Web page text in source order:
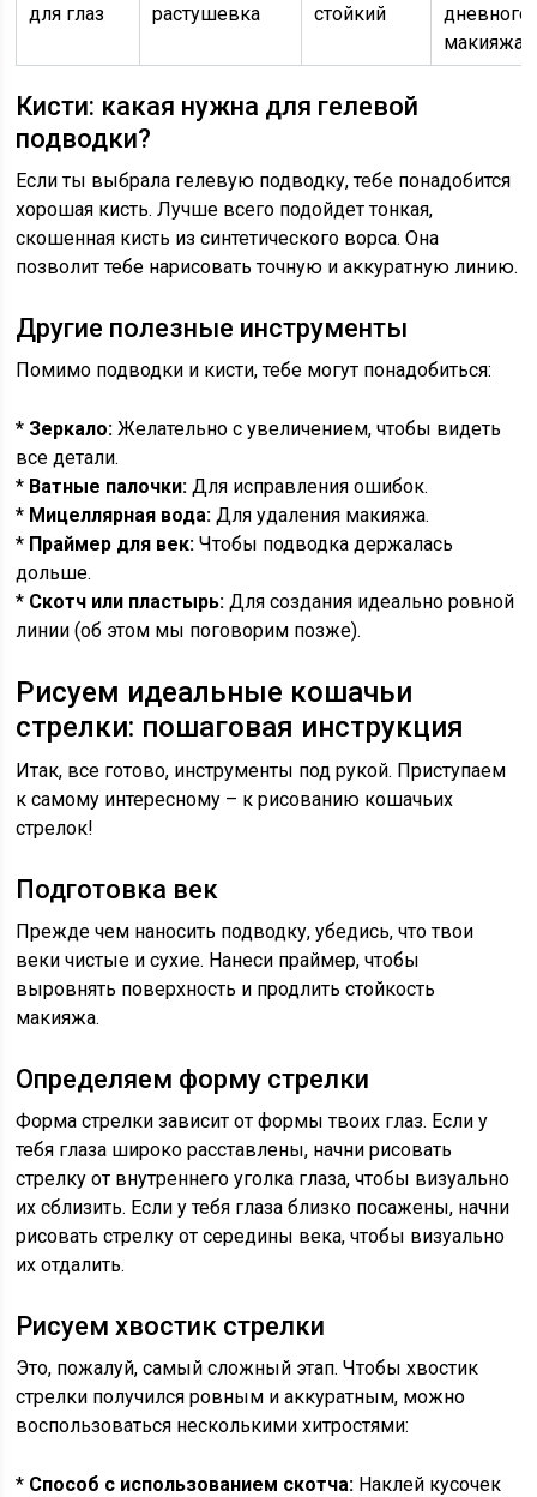
для глаз растушевка стойкий
дневного
макияжа
Кисти: какая нужна для гелевой
подводки?
Если ты выбрала гелевую подводку, тебе понадобится
хорошая кисть. Лучше всего подойдет тонкая,
скошенная кисть из синтетического ворса. Она
позволит тебе нарисовать точную и аккуратную линию.
Другие полезные инструменты
Помимо подводки и кисти, тебе могут понадобиться:
* Зеркало: Желательно с увеличением, чтобы видеть
все детали.
* Ватные палочки: Для исправления ошибок.
* Мицеллярная вода: Для удаления макияжа.
* Праймер для век: Чтобы подводка держалась
дольше.
* Скотч или пластырь: Для создания идеально ровной
линии (об этом мы поговорим позже).
Рисуем идеальные кошачьи
стрелки: пошаговая инструкция
Итак, все готово, инструменты под рукой. Приступаем
к самому интересному – к рисованию кошачьих
стрелок!
Подготовка век
Прежде чем наносить подводку, убедись, что твои
веки чистые и сухие. Нанеси праймер, чтобы
выровнять поверхность и продлить стойкость
макияжа.
Определяем форму стрелки
Форма стрелки зависит от формы твоих глаз. Если у
тебя глаза широко расставлены, начни рисовать
стрелку от внутреннего уголка глаза, чтобы визуально
их сблизить. Если у тебя глаза близко посажены, начни
рисовать стрелку от середины века, чтобы визуально
их отдалить.
Рисуем хвостик стрелки
Это, пожалуй, самый сложный этап. Чтобы хвостик
стрелки получился ровным и аккуратным, можно
воспользоваться несколькими хитростями:
* Способ с использованием скотча: Наклей кусочек